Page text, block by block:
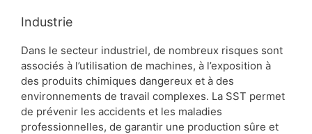
Industrie
Dans le secteur industriel, de nombreux risques sont
associés à l’utilisation de machines, à l’exposition à
des produits chimiques dangereux et à des
environnements de travail complexes. La SST permet
de prévenir les accidents et les maladies
professionnelles, de garantir une production sûre et